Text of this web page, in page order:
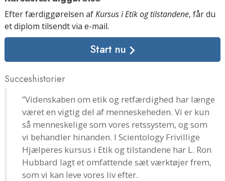
Efter færdiggørelsen afKursus i Etik og tilstandene, får du
et diplom tilsendtvia e-mail.
Start nu
Succeshistorier
”Videnskaben om etik og retfærdighed har længe
været en vigtig del af menneskeheden. Vi er kun
så menneskelige som vores retssystem, og som
vi behandler hinanden. I Scientology Frivillige
Hjælperes kursus i Etik og tilstandene har L. Ron
Hubbard lagt et omfattende sæt værktøjer frem,
som vi kan leve vores liv efter.